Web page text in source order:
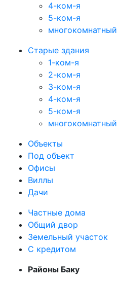
4-ком-я
5-ком-я
многокомнатный
Старые здания
1-ком-я
2-ком-я
3-ком-я
4-ком-я
5-ком-я
многокомнатный
Объекты
Под объект
Офисы
Виллы
Дачи
Частные дома
Общий двор
Земельный участок
C кредитом
Районы Баку